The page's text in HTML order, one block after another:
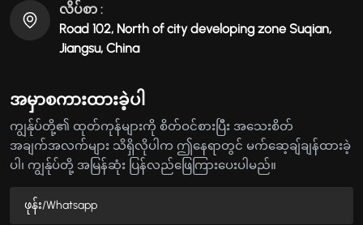
လိပ်စာ :
Road 102, North of city developing zone Suqian,
Jiangsu, China
အမှာစကားထားခဲ့ပါ
ကျွန်ုပ်တို့၏ ထုတ်ကုန်များကို စိတ်ဝင်စားပြီး အသေးစိတ်
အချက်အလက်များ သိရှိလိုပါက ဤနေရာတွင် မက်ဆေ့ချ်ချန်ထားခဲ့
ပါ၊ ကျွန်ုပ်တို့ အမြန်ဆုံး ပြန်လည်ဖြေကြားပေးပါမည်။